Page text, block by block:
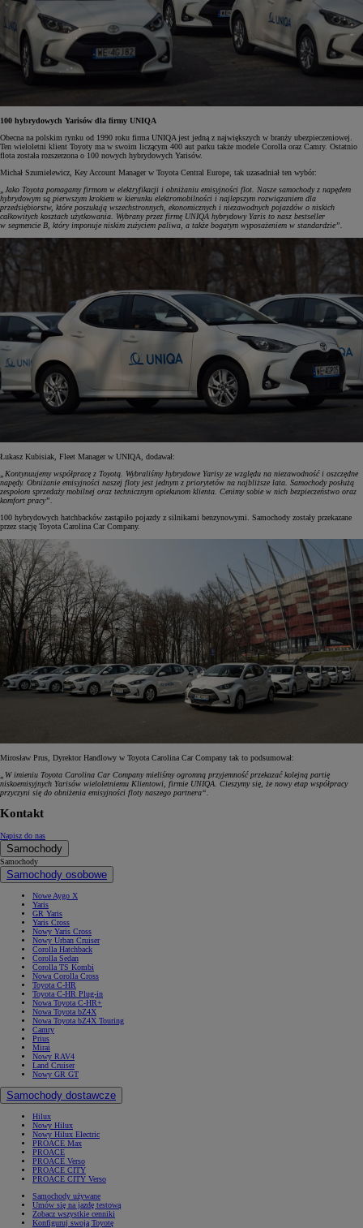
100 hybrydowych Yarisów dla firmy UNIQA
Obecna na polskim rynku od 1990 roku firma UNIQA jest jedną z największych w branży ubezpieczeniowej.
Ten wieloletni klient Toyoty ma w swoim liczącym 400 aut parku także modele Corolla oraz Camry. Ostatnio
flota została rozszerzona o 100 nowych hybrydowych Yarisów.
Michał Szumielewicz, Key Account Manager w Toyota Central Europe, tak uzasadniał ten wybór:
„Jako Toyota pomagamy firmom w elektryfikacji i obniżaniu emisyjności flot. Nasze samochody z napędem
hybrydowym są pierwszym krokiem w kierunku elektromobilności i najlepszym rozwiązaniem dla
przedsiębiorstw, które poszukują wszechstronnych, ekonomicznych i niezawodnych pojazdów o niskich
całkowitych kosztach użytkowania. Wybrany przez firmę UNIQA hybrydowy Yaris to nasz bestseller
w segmencie B, który imponuje niskim zużyciem paliwa, a także bogatym wyposażeniem w standardzie”.
Łukasz Kubisiak, Fleet Manager w UNIQA, dodawał:
„Kontynuujemy współpracę z Toyotą. Wybraliśmy hybrydowe Yarisy ze względu na niezawodność i oszczędne
napędy. Obniżanie emisyjności naszej floty jest jednym z priorytetów na najbliższe lata. Samochody posłużą
zespołom sprzedaży mobilnej oraz technicznym opiekunom klienta. Cenimy sobie w nich bezpieczeństwo oraz
komfort pracy”.
100 hybrydowych hatchbacków zastąpiło pojazdy z silnikami benzynowymi. Samochody zostały przekazane
przez stację Toyota Carolina Car Company.
Mirosław Prus, Dyrektor Handlowy w Toyota Carolina Car Company tak to podsumował:
„W imieniu Toyota Carolina Car Company mieliśmy ogromną przyjemność przekazać kolejną partię
niskoemisyjnych Yarisów wieloletniemu Klientowi, firmie UNIQA. Cieszymy się, że nowy etap współpracy
przyczyni się do obniżenia emisyjności floty naszego partnera“.
Kontakt
Napisz do nas
Samochody
Samochody
Samochody osobowe
Nowe Aygo X
Yaris
GR Yaris
Yaris Cross
Nowy Yaris Cross
Nowy Urban Cruiser
Corolla Hatchback
Corolla Sedan
Corolla TS Kombi
Nowa Corolla Cross
Toyota C-HR
Toyota C-HR Plug-in
Nowa Toyota C-HR+
Nowa Toyota bZ4X
Nowa Toyota bZ4X Touring
Camry
Prius
Mirai
Nowy RAV4
Land Cruiser
Nowy GR GT
Samochody dostawcze
Hilux
Nowy Hilux
Nowy Hilux Electric
PROACE Max
PROACE
PROACE Verso
PROACE CITY
PROACE CITY Verso
Samochody używane
Umów się na jazdę testową
Zobacz wszystkie cenniki
Konfiguruj swoją Toyotę